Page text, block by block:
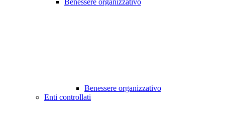
Benessere organizzativo
Benessere organizzativo
Enti controllati